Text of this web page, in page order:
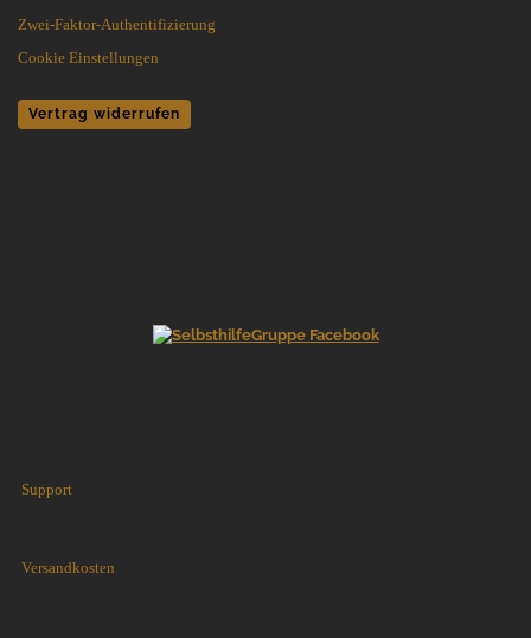
Zwei-Faktor-Authentifizierung
Cookie Einstellungen
Vertrag widerrufen
Support
Versandkosten